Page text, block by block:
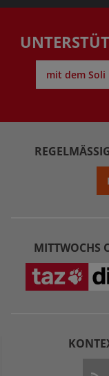
mit dem
MITTWOCHS